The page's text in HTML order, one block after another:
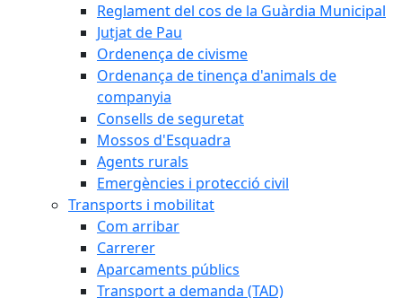
Reglament del cos de la Guàrdia Municipal
Jutjat de Pau
Ordenença de civisme
Ordenança de tinença d'animals de
companyia
Consells de seguretat
Mossos d'Esquadra
Agents rurals
Emergències i protecció civil
Transports i mobilitat
Com arribar
Carrerer
Aparcaments públics
Transport a demanda (TAD)